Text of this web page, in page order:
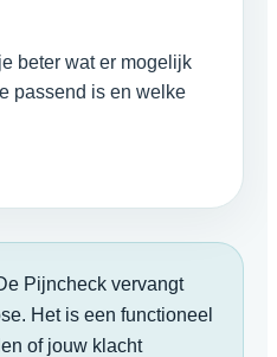
beter wat er mogelijk
passend is en welke
Pijncheck vervangt
Het is een functioneel
of jouw klacht